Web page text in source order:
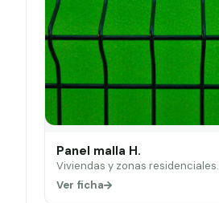
Panel malla H.
Viviendas y zonas residenciales.
Ver ficha